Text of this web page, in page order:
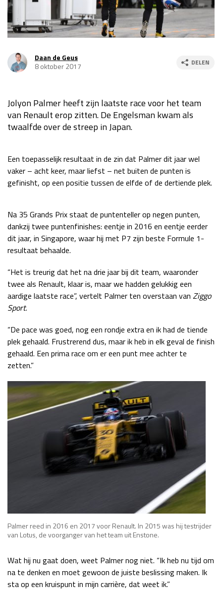
za 13:00 - 15:00
Kwalificatie
za 23:00 - 00:00
Race
zo 21:00 - 23:00
GP MEXICO 2026 30 okt - 01 nov
Kwalificatie
za 22:00 - 23:00
Race
zo 21:00 - 23:00
Kwalificatie
Race
zo 05:00 - 07:00
GP QATAR 2026 27 - 29 nov
Kwalificatie
za 19:00 - 20:00
Race
GP ABU DHABI 2026 04 - 06 dec
Kwalificatie
za 15:00 - 16:00
Race
Daan de Geus
8 oktober 2017
DELEN
Jolyon Palmer heeft zijn laatste race voor het team
van Renault erop zitten. De Engelsman kwam als
twaalfde over de streep in Japan.
Een toepasselijk resultaat in de zin dat Palmer dit jaar wel
vaker – acht keer, maar liefst – net buiten de punten is
gefinisht, op een positie tussen de elfde of de dertiende plek.
Na 35 Grands Prix staat de puntenteller op negen punten,
dankzij twee puntenfinishes: eentje in 2016 en eentje eerder
dit jaar, in Singapore, waar hij met P7 zijn beste Formule 1-
resultaat behaalde.
“Het is treurig dat het na drie jaar bij dit team, waaronder
twee als Renault, klaar is, maar we hadden gelukkig een
aardige laatste race”, vertelt Palmer ten overstaan van Ziggo
Sport.
“De pace was goed, nog een rondje extra en ik had de tiende
plek gehaald. Frustrerend dus, maar ik heb in elk geval de finish
gehaald. Een prima race om er een punt mee achter te
zetten.”
Palmer reed in 2016 en 2017 voor Renault. In 2015 was hij testrijder
van Lotus, de voorganger van het team uit Enstone.
Wat hij nu gaat doen, weet Palmer nog niet. “Ik heb nu tijd om
na te denken en moet gewoon de juiste beslissing maken. Ik
sta op een kruispunt in mijn carrière, dat weet ik.”